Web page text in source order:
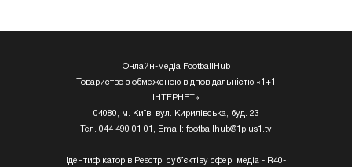
Онлайн-медіа FootballHub
Товариство з обмеженою відповідальністю «1+1
ІНТЕРНЕТ»
04080, м. Київ, вул. Кирилівська, буд. 23
Тел. 044 490 01 01, Email: footballhub@1plus1.tv
Ідентифікатор в Реєстрі суб’єктіву сфері медіа - R40-